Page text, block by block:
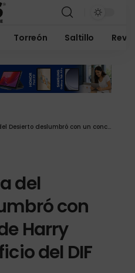
Torreón Saltillo
con un concierto de Harry Potter a beneficio del DIF
del
con
Harry
del DIF